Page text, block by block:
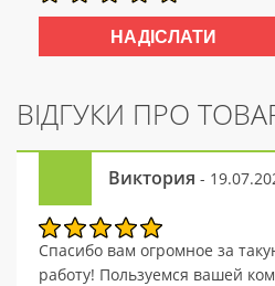
ВІДГУКИ ПРО
Виктория -
Спасибо вам огромное за
работу! Пользуемся вашей